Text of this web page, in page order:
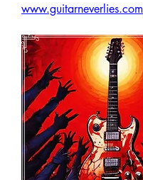
www.guitarneverlies.com